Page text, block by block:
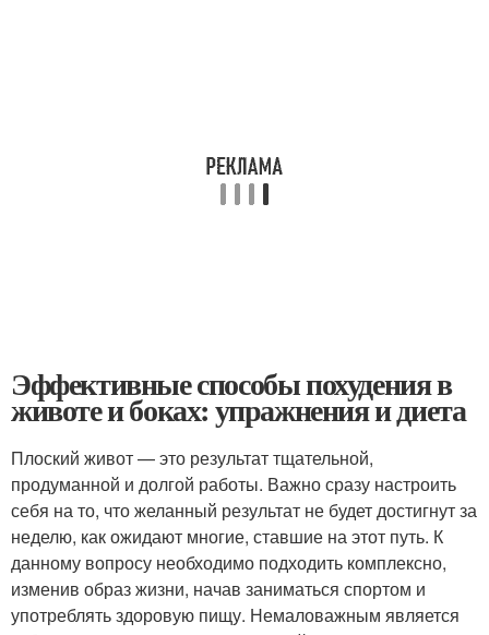
Эффективные способы похудения в
животе и боках: упражнения и диета
Плоский живот — это результат тщательной,
продуманной и долгой работы. Важно сразу настроить
себя на то, что желанный результат не будет достигнут за
неделю, как ожидают многие, ставшие на этот путь. К
данному вопросу необходимо подходить комплексно,
изменив образ жизни, начав заниматься спортом и
употреблять здоровую пищу. Немаловажным является